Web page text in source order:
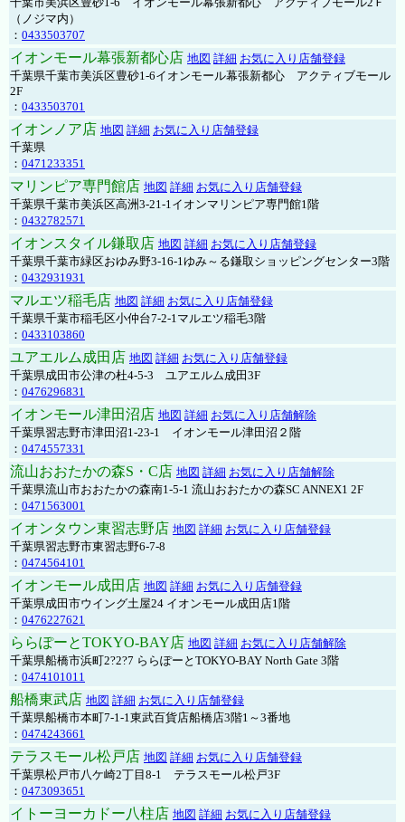
（ノジマ内）
： 0433503707
イオンモール幕張新都心店 地図 詳細 お気に入り店舗登録
千葉県千葉市美浜区豊砂1-6イオンモール幕張新都心 アクティブモール
2F
： 0433503701
イオンノア店 地図 詳細 お気に入り店舗登録
千葉県
： 0471233351
マリンピア専門館店 地図 詳細 お気に入り店舗登録
千葉県千葉市美浜区高洲3-21-1イオンマリンピア専門館1階
： 0432782571
イオンスタイル鎌取店 地図 詳細 お気に入り店舗登録
千葉県千葉市緑区おゆみ野3-16-1ゆみ～る鎌取ショッピングセンター3階
： 0432931931
マルエツ稲毛店 地図 詳細 お気に入り店舗登録
千葉県千葉市稲毛区小仲台7-2-1マルエツ稲毛3階
： 0433103860
ユアエルム成田店 地図 詳細 お気に入り店舗登録
千葉県成田市公津の杜4-5-3 ユアエルム成田3F
： 0476296831
イオンモール津田沼店 地図 詳細 お気に入り店舗解除
千葉県習志野市津田沼1-23-1 イオンモール津田沼２階
： 0474557331
流山おおたかの森S・C店 地図 詳細 お気に入り店舗解除
千葉県流山市おおたかの森南1-5-1 流山おおたかの森SC ANNEX1 2F
： 0471563001
イオンタウン東習志野店 地図 詳細 お気に入り店舗登録
千葉県習志野市東習志野6-7-8
： 0474564101
イオンモール成田店 地図 詳細 お気に入り店舗登録
千葉県成田市ウイング土屋24 イオンモール成田店1階
： 0476227621
ららぽーとTOKYO-BAY店 地図 詳細 お気に入り店舗解除
千葉県船橋市浜町2?2?7 ららぽーとTOKYO-BAY North Gate 3階
： 0474101011
船橋東武店 地図 詳細 お気に入り店舗登録
千葉県船橋市本町7-1-1東武百貨店船橋店3階1～3番地
： 0474243661
テラスモール松戸店 地図 詳細 お気に入り店舗登録
千葉県松戸市八ケ崎2丁目8-1 テラスモール松戸3F
： 0473093651
イトーヨーカドー八柱店 地図 詳細 お気に入り店舗登録